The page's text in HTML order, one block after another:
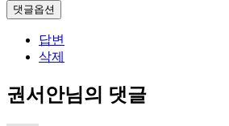
댓글옵션
답변
삭제
권서안님의 댓글